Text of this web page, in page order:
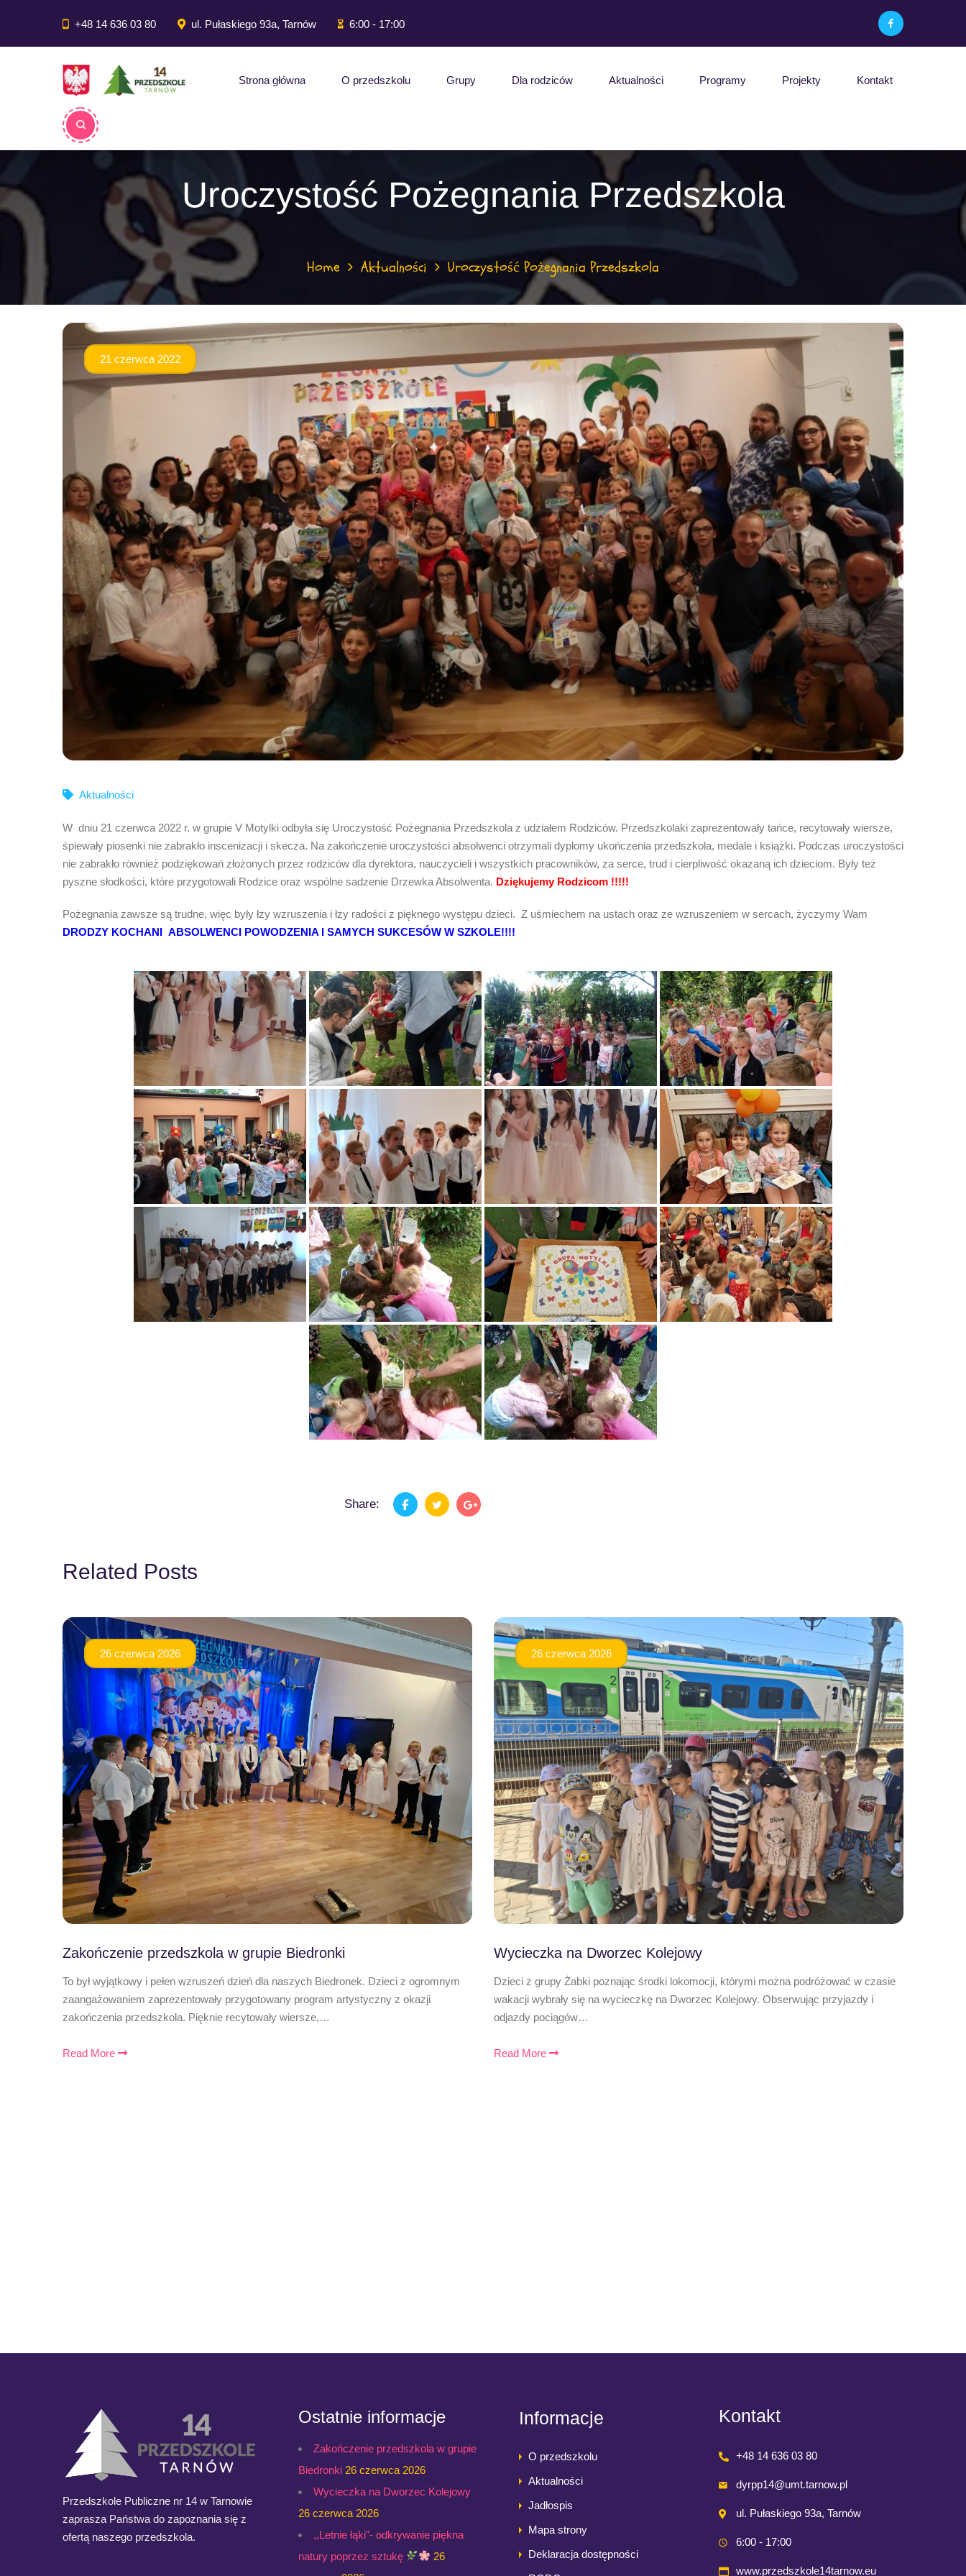
+48 14 636 03 80 ul. Pułaskiego 93a, Tarnów 6:00 - 17:00
Strona główna O przedszkolu Grupy Dla rodziców Aktualności Programy Projekty Kontakt
Uroczystość Pożegnania Przedszkola
Home Aktualności Uroczystość Pożegnania Przedszkola
21 czerwca 2022
Aktualności
W dniu 21 czerwca 2022 r. w grupie V Motylki odbyła się Uroczystość Pożegnania Przedszkola z udziałem Rodziców. Przedszkolaki zaprezentowały tańce, recytowały wiersze,
śpiewały piosenki nie zabrakło inscenizacji i skecza. Na zakończenie uroczystości absolwenci otrzymali dyplomy ukończenia przedszkola, medale i książki. Podczas uroczystości
nie zabrakło również podziękowań złożonych przez rodziców dla dyrektora, nauczycieli i wszystkich pracowników, za serce, trud i cierpliwość okazaną ich dzieciom. Były też
pyszne słodkości, które przygotowali Rodzice oraz wspólne sadzenie Drzewka Absolwenta. Dziękujemy Rodzicom !!!!!
Pożegnania zawsze są trudne, więc były łzy wzruszenia i łzy radości z pięknego występu dzieci. Z uśmiechem na ustach oraz ze wzruszeniem w sercach, życzymy Wam
DRODZY KOCHANI ABSOLWENCI POWODZENIA I SAMYCH SUKCESÓW W SZKOLE!!!!
Share:
Related Posts
26 czerwca 2026
Zakończenie przedszkola w grupie Biedronki
To był wyjątkowy i pełen wzruszeń dzień dla naszych Biedronek. Dzieci z ogromnym
zaangażowaniem zaprezentowały przygotowany program artystyczny z okazji
zakończenia przedszkola. Pięknie recytowały wiersze,…
Read More
26 czerwca 2026
Wycieczka na Dworzec Kolejowy
Dzieci z grupy Żabki poznając środki lokomocji, którymi można podróżować w czasie
wakacji wybrały się na wycieczkę na Dworzec Kolejowy. Obserwując przyjazdy i
odjazdy pociągów…
Read More
Przedszkole Publiczne nr 14 w Tarnowie
zaprasza Państwa do zapoznania się z
ofertą naszego przedszkola.
Ostatnie informacje
Zakończenie przedszkola w grupie
Biedronki 26 czerwca 2026
Wycieczka na Dworzec Kolejowy
26 czerwca 2026
,,Letnie łąki”- odkrywanie piękna
natury poprzez sztukę
26
Informacje
O przedszkolu
Aktualności
Jadłospis
Mapa strony
Deklaracja dostępności
Kontakt
+48 14 636 03 80
dyrpp14@umt.tarnow.pl
ul. Pułaskiego 93a, Tarnów
6:00 - 17:00
www.przedszkole14tarnow.eu